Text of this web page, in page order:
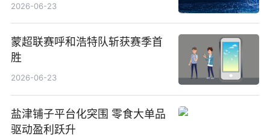
2026-06-23
蒙超联赛呼和浩特队斩获赛季首
胜
2026-06-23
盐津铺子平台化突围 零食大单品
驱动盈利跃升